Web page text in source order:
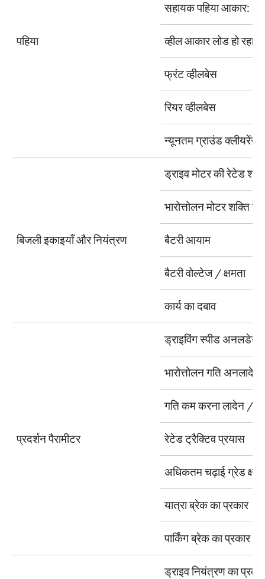
पहिया
सहायक पहिया आकार:
व्हील आकार लोड हो रहा है
फ्रंट व्हीलबेस
रियर व्हीलबेस
न्यूनतम ग्राउंड क्लीयरेंस
बिजली इकाइयाँ और नियंत्रण
ड्राइव मोटर की रेटेड
भारोत्तोलन मोटर शक्ति
बैटरी आयाम
बैटरी वोल्टेज / क्षमता
कार्य का दबाव
प्रदर्शन पैरामीटर
ड्राइविंग स्पीड अनलडेन
भारोत्तोलन गति
गति कम करना लादेन /
रेटेड ट्रैक्टिव प्रयास
अधिकतम चढ़ाई ग्रेड
यात्रा ब्रेक का प्रकार
पार्किंग ब्रेक का प्रकार
ड्राइव नियंत्रण का